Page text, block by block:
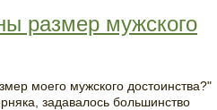
размер мужского
моего мужского достоинства?"
задавалось большинство